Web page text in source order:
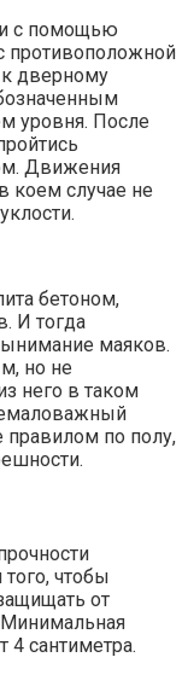
с помощью
противоположной
к дверному
уровня. После
Движения
коем случае не
бетоном,
И тогда
маяков.
но не
него в таком
по полу,
чтобы
от
4 сантиметра.